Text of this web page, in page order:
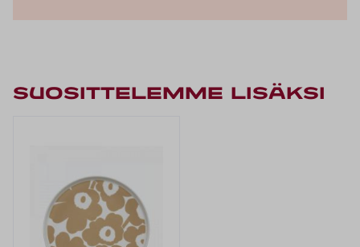
Suosittelemme lisäksi